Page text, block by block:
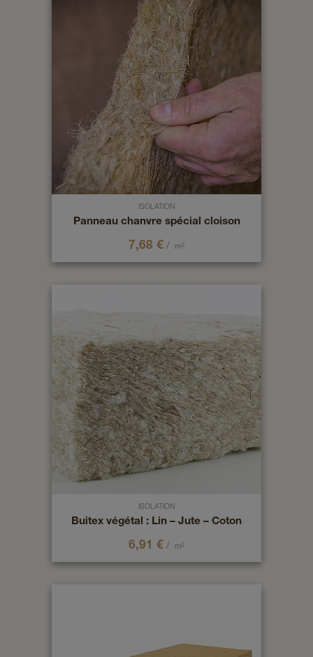
ISOLATION
Panneau chanvre spécial cloison
7,68 € / m²
ISOLATION
Buitex végétal : Lin – Jute – Coton
6,91 € / m²